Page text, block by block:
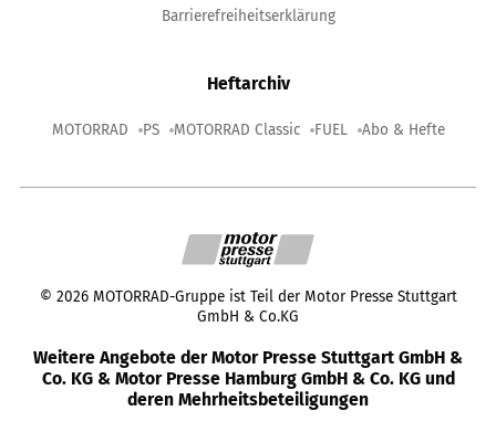
Barrierefreiheitserklärung
Heftarchiv
MOTORRAD PS MOTORRAD Classic FUEL Abo & Hefte
© 2026 MOTORRAD-Gruppe ist Teil der Motor Presse Stuttgart
GmbH & Co.KG
Weitere Angebote der Motor Presse Stuttgart GmbH &
Co. KG & Motor Presse Hamburg GmbH & Co. KG und
deren Mehrheitsbeteiligungen